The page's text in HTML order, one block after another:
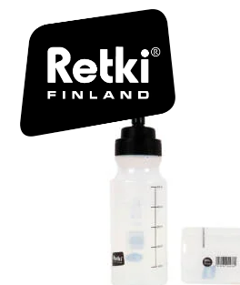
R2360